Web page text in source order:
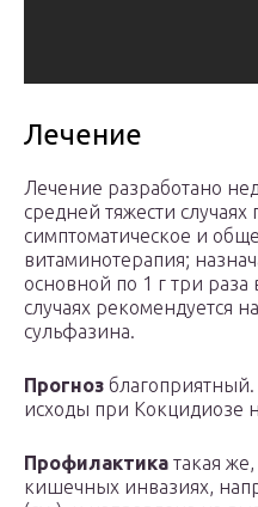
Лечение
Лечение разработано
средней тяжести случаях
симптоматическое и
витаминотерапия;
основной по 1 г три
случаях рекомендуется
сульфазина.
Прогноз
исходы при Кокцидиозе
Профилактика такая
кишечных инвазиях,